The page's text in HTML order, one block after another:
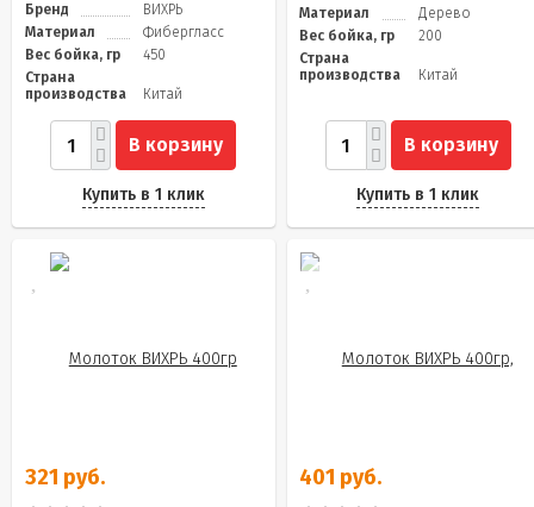
Бренд
ВИХРЬ
Материал
Фибергласс
Вес бойка, гр
450
Страна
производства
Китай
В корзину
Купить в 1 клик
Материал
Дерево
Вес бойка, гр
200
Страна
производства
Китай
В корзину
Купить в 1 клик
321 руб. 401 руб.